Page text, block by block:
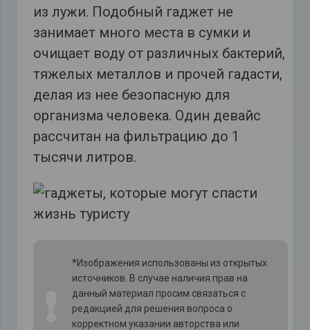
из лужи. Подобный гаджет не
занимает много места в сумки и
очищает воду от различных бактерий,
тяжелых металлов и прочей гадасти,
делая из нее безопасную для
организма человека. Один девайс
рассчитан на фильтрацию до 1
тысячи литров.
*Изображения использованы из открытых
источников. В случае наличия прав на
данный материал просим связаться с
редакцией для решения вопроса о
корректном указании авторства или